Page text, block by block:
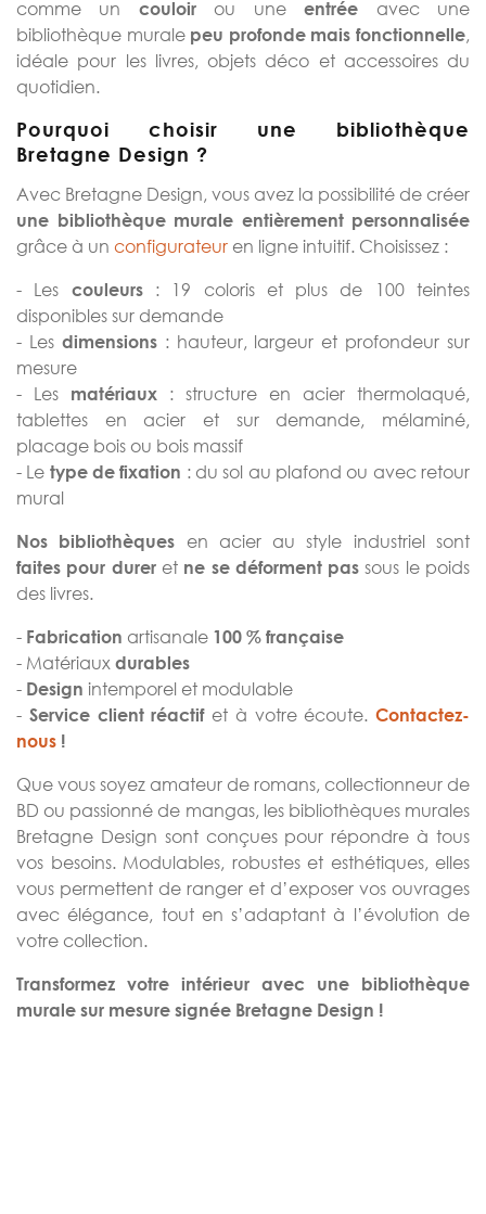
comme un couloirou uneentrée avec une
bibliothèque murale peu profonde mais fonctionnelle,
idéale pour les livres, objets déco et accessoires du
quotidien.
Pourquoi choisir une bibliothèque
Bretagne Design ?
Avec Bretagne Design, vous avez la possibilité de créer
une bibliothèque murale entièrement personnalisée
grâce à un configurateur en ligne intuitif. Choisissez :
- Les couleurs: 19 coloris et plus de 100 teintes
disponibles sur demande
- Les dimensions: hauteur, largeur et profondeur sur
mesure
- Les
matériaux : structure en acier thermolaqué,
tablettes en acier et sur demande, mélaminé,
placage bois ou bois massif
- Le type de fixation : du sol au plafond ou avec retour
mural
Nos bibliothèques en acier au style industriel sont
faites pour dureret ne se déforment pas sous le poids
des livres.
- Fabrication artisanale 100 % française
- Matériaux durables
- Design intemporel et modulable
- Service client réactif et à votre écoute. Contactez-
nous !
Que vous soyez amateur de romans, collectionneur de
BD ou passionné de mangas, les bibliothèques murales
Bretagne Design sont conçues pour répondre à tous
vos besoins. Modulables, robustes et esthétiques, elles
vous permettent de ranger et d’exposer vos ouvrages
avec élégance, tout en s’adaptant à l’évolution de
votre collection.
Transformez votre intérieur avec une bibliothèque
murale sur mesure signée Bretagne Design !